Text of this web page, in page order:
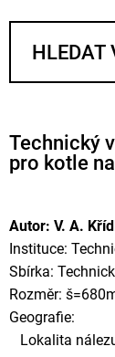
Technický
pro kotle
Autor: V. A.
Instituce:
Sbírka:
Rozměr:
Geografie:
Lokalita